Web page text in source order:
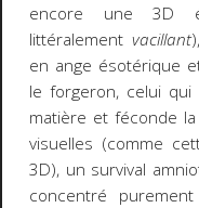
encore une 3D
littéralement vacillant
en ange ésotérique
le forgeron, celui qui
matière et féconde
visuelles (comme
3D), un survival
concentré